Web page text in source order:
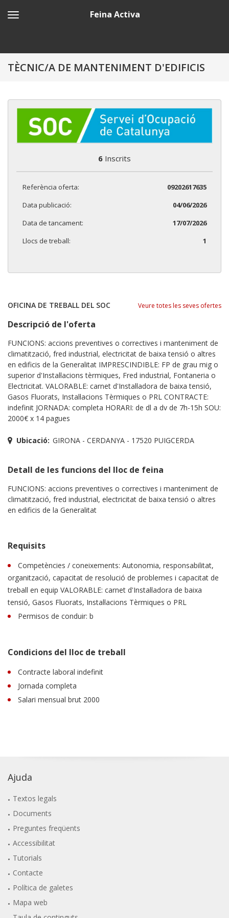
Feina Activa
TÈCNIC/A DE MANTENIMENT D'EDIFICIS
6 Inscrits
Referència oferta:
09202617635
Data publicació:
04/06/2026
Data de tancament:
17/07/2026
Llocs de treball:
1
OFICINA DE TREBALL DEL SOC Veure totes les seves ofertes
Descripció de l'oferta
FUNCIONS: accions preventives o correctives i manteniment de
climatització, fred industrial, electricitat de baixa tensió o altres
en edificis de la Generalitat IMPRESCINDIBLE: FP de grau mig o
superior d'Instal·lacions tèrmiques, Fred industrial, Fontaneria o
Electricitat. VALORABLE: carnet d'Instal·ladora de baixa tensió,
Gasos Fluorats, Instal·lacions Tèrmiques o PRL CONTRACTE:
indefinit JORNADA: completa HORARI: de dl a dv de 7h-15h SOU:
2000€ x 14 pagues
Ubicació: GIRONA - CERDANYA - 17520 PUIGCERDA
Detall de les funcions del lloc de feina
FUNCIONS: accions preventives o correctives i manteniment de
climatització, fred industrial, electricitat de baixa tensió o altres
en edificis de la Generalitat
Requisits
Competències / coneixements: Autonomia, responsabilitat,
organització, capacitat de resolució de problemes i capacitat de
treball en equip VALORABLE: carnet d'Instal·ladora de baixa
tensió, Gasos Fluorats, Instal·lacions Tèrmiques o PRL
Permisos de conduir: b
Condicions del lloc de treball
Contracte laboral indefinit
Jornada completa
Salari mensual brut 2000
Ajuda
Textos legals
Documents
Preguntes freqüents
Accessibilitat
Tutorials
Contacte
Política de galetes
Mapa web